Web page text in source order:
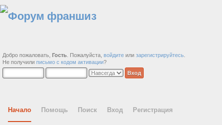
Добро пожаловать, Гость . Пожалуйста, войдите или зарегистрируйтесь
Не получили письмо с кодом активации?
Начало Помощь Поиск Вход Регистрация